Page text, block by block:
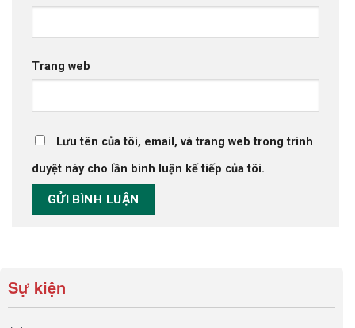
Trang web
Lưu tên của tôi, email, và trang web trong trình
duyệt này cho lần bình luận kế tiếp của tôi.
Sự kiện